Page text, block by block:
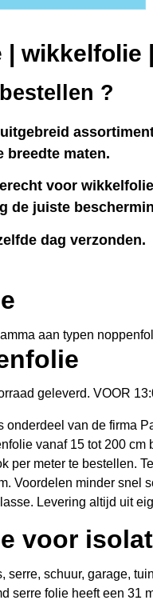
| wikkelfolie
?
breedte maten.
voor
de juiste
dag verzonden.
aan typen
geleverd. VOOR
onderdeel van de firma
vanaf 15 tot 200
per meter te bestellen.
Voordelen minder snel
Levering altijd uit
voor
serre, schuur, garage,
serre folie heeft een 31